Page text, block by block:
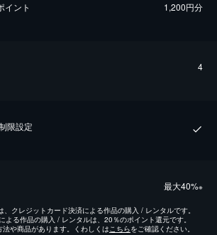
イント 1,200円分
4
限設定
最⼤40%※
クレジットカード決済による作品の購入 / レンタルです。
よる作品の購入 / レンタルは、20％のポイント還元です。
や商品があります。くわしくはこちらをご確認ください。